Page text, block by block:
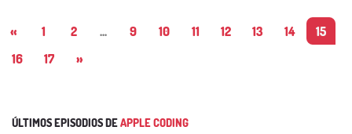
« 1 2 ... 9 10 11 12 13 14
15
16
17 »
ÚLTIMOS EPISODIOS DEAPPLE CODING